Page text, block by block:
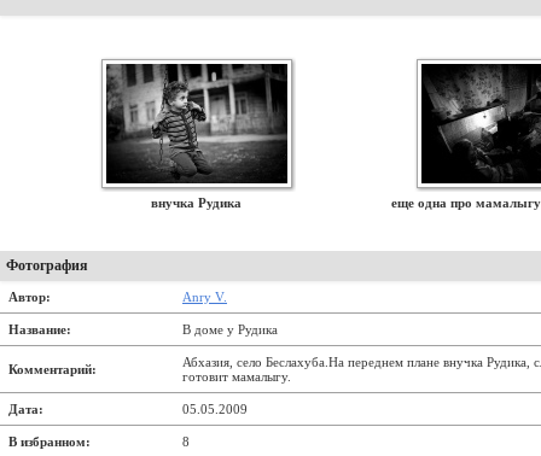
внучка Рудика еще одна про
Фотография
Автор: Anry V.
Название: В доме у Рудика
Комментарий:
Абхазия, село Беслахуба.На переднем плане внучка Рудика,
готовит мамалыгу.
Дата: 05.05.2009
В избранном: 8